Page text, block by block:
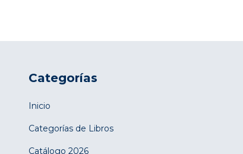
Categorías
Inicio
Categorías de Libros
Catálogo 2026